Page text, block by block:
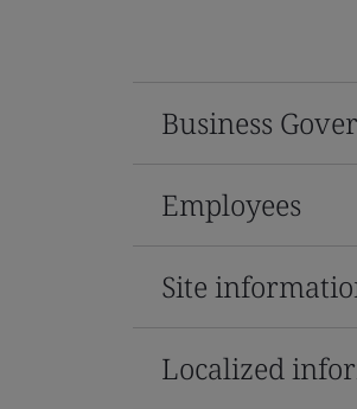
Business
Employees
Site
Localized